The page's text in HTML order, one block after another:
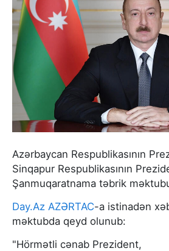
Azərbaycan Respublikasının
Sinqapur Respublikasının
Şanmuqaratnama təbrik
Day.Az AZƏRTAC-a istinadən
məktubda qeyd olunub:
"Hörmətli cənab Prezident,